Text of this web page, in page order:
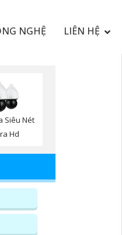
NGHỆ LIÊN HỆ
Siêu Nét
Hd